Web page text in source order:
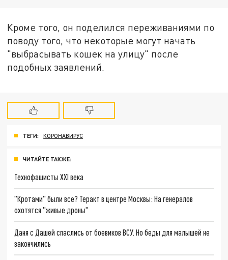
Кроме того, он поделился переживаниями по
поводу того, что некоторые могут начать
"выбрасывать кошек на улицу" после
подобных заявлений.
ТЕГИ: КОРОНАВИРУС
ЧИТАЙТЕ ТАКЖЕ:
Технофашисты XXI века
"Кротами" были все? Теракт в центре Москвы: На генералов
охотятся "живые дроны"
Даня с Дашей спаслись от боевиков ВСУ. Но беды для малышей не
закончились